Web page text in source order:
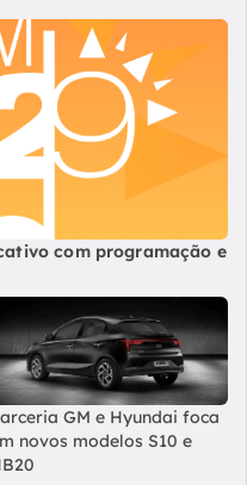
com programação e
GM e Hyundai foca
novos modelos S10 e